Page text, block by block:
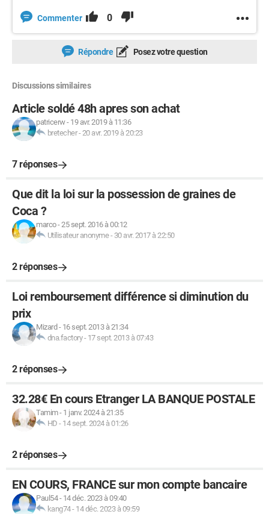
Commenter 0
Répondre Posez votre question
Discussions similaires
Article soldé 48h apres son achat
patricerw- 19 avr. 2019 à 11:36
bretecher-20 avr. 2019 à 20:23
7 réponses
Que dit la loi sur la possession de graines de
Coca ?
marco-25 sept. 2016 à 00:12
Utilisateur anonyme- 30 avr. 2017 à 22:50
2 réponses
Loi remboursement différence si diminution du
prix
Mizard - 16 sept. 2013 à 21:34
dna.factory- 17 sept. 2013 à 07:43
2 réponses
32.28€ En cours Etranger LA BANQUE POSTALE
Tamim- 1 janv. 2024 à 21:35
HD - 14 sept. 2024 à 01:26
2 réponses
EN COURS, FRANCE sur mon compte bancaire
Paul54- 14 déc. 2023 à 09:40
kang74- 14 déc. 2023 à 09:59